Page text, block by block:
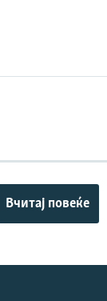
Вчитај повеќе